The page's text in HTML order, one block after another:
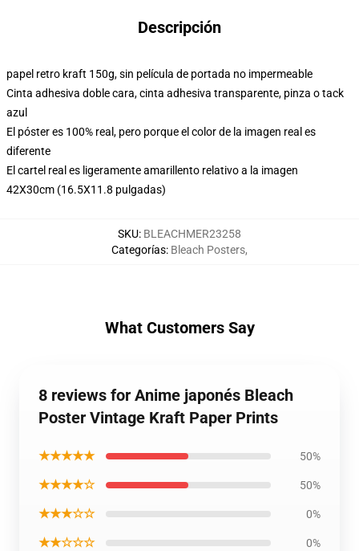
Descripción
papel retro kraft 150g, sin película de portada no impermeable
Cinta adhesiva doble cara, cinta adhesiva transparente, pinza o tack
azul
El póster es 100% real, pero porque el color de la imagen real es
diferente
El cartel real es ligeramente amarillento relativo a la imagen
42X30cm (16.5X11.8 pulgadas)
SKU: BLEACHMER23258
Categorías: Bleach Posters,
What Customers Say
8 reviews for Anime japonés Bleach
Poster Vintage Kraft Paper Prints
★★★★★ 50%
★★★★☆ 50%
★★★☆☆ 0%
★★☆☆☆ 0%